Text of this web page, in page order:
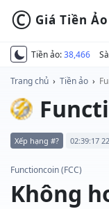
Tiền ảo:38,466
© Giá Tiền Ảo
Trang chủ › Tiền ảo ›
Xếp hạng #? 02:39:17
Functioncoin (FCC)
Không